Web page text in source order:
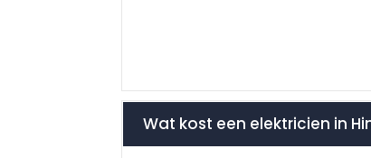
Wat kost een elektricien in